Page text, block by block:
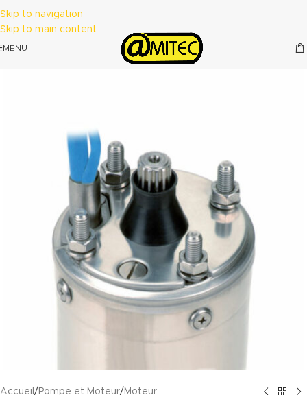
Skip to navigation
Skip to main content
MENU
Accueil / Pompe et Moteur/ Moteur